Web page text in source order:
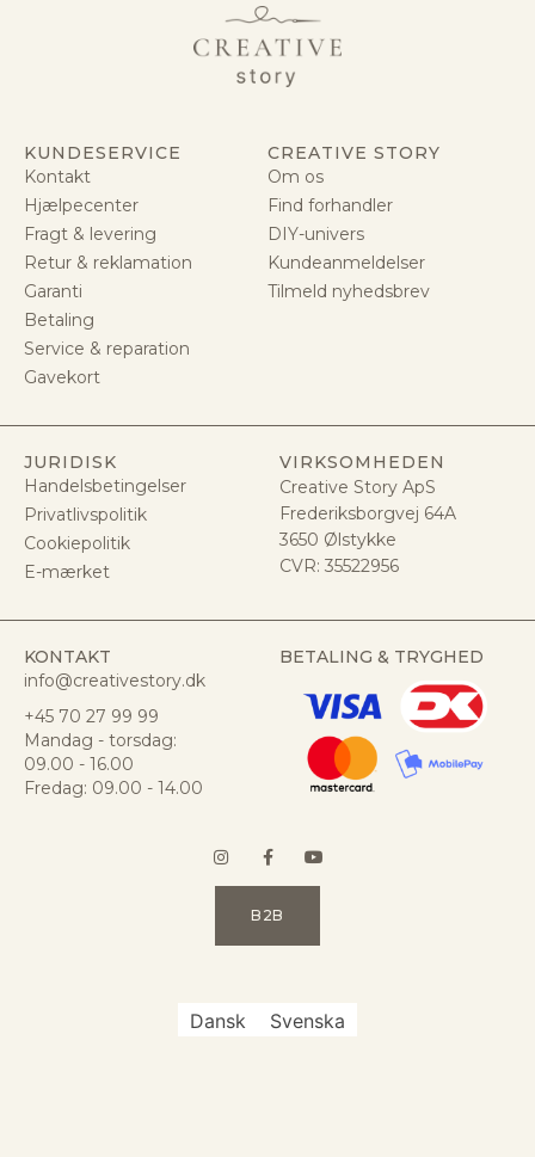
KUNDESERVICE
Kontakt
Hjælpecenter
Fragt & levering
Retur & reklamation
Garanti
Betaling
Service & reparation
Gavekort
CREATIVE STORY
Om os
Find forhandler
DIY-univers
Kundeanmeldelser
Tilmeld nyhedsbrev
JURIDISK
Handelsbetingelser
Privatlivspolitik
Cookiepolitik
E-mærket
VIRKSOMHEDEN
Creative Story ApS
Frederiksborgvej 64A
3650 Ølstykke
CVR: 35522956
KONTAKT
info@creativestory.dk
+45 70 27 99 99
Mandag - torsdag:
09.00 - 16.00
Fredag: 09.00 - 14.00
BETALING & TRYGHED
B2B
Dansk Svenska